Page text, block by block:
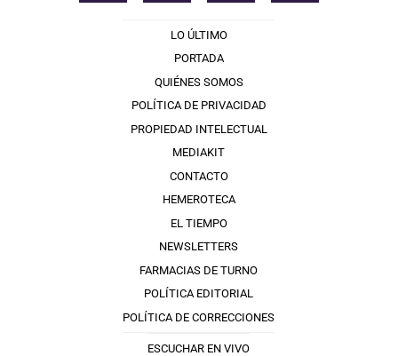
LO ÚLTIMO
PORTADA
QUIÉNES SOMOS
POLÍTICA DE PRIVACIDAD
PROPIEDAD INTELECTUAL
MEDIAKIT
CONTACTO
HEMEROTECA
EL TIEMPO
NEWSLETTERS
FARMACIAS DE TURNO
POLÍTICA EDITORIAL
POLÍTICA DE CORRECCIONES
ESCUCHAR EN VIVO